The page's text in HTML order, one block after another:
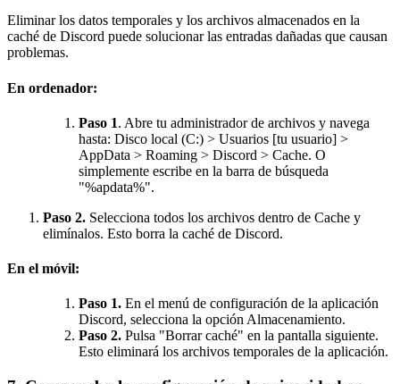
Eliminar los datos temporales y los archivos almacenados en la
caché de Discord puede solucionar las entradas dañadas que causan
problemas.
En ordenador:
Paso 1. Abre tu administrador de archivos y navega
hasta: Disco local (C:) > Usuarios [tu usuario] >
AppData > Roaming > Discord > Cache. O
simplemente escribe en la barra de búsqueda
"%apdata%".
Paso 2. Selecciona todos los archivos dentro de Cache y
elimínalos. Esto borra la caché de Discord.
En el móvil:
Paso 1. En el menú de configuración de la aplicación
Discord, selecciona la opción Almacenamiento.
Paso 2. Pulsa "Borrar caché" en la pantalla siguiente.
Esto eliminará los archivos temporales de la aplicación.